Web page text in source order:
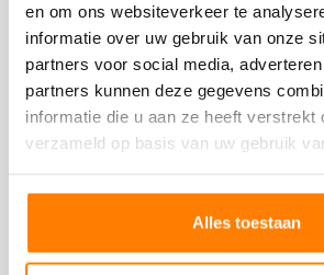
en om ons websiteverkeer te
informatie over uw gebruik van onze
partners voor social media,
partners kunnen deze gegevens
informatie die u aan ze heeft verstrekt
verzameld op basis van uw gebruik
Alles toestaan